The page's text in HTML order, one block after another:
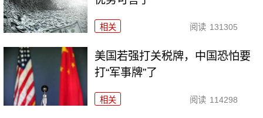
相关 阅读 131305
美国若强打关税牌，中国恐怕要
打“军事牌”了
相关 阅读 114298